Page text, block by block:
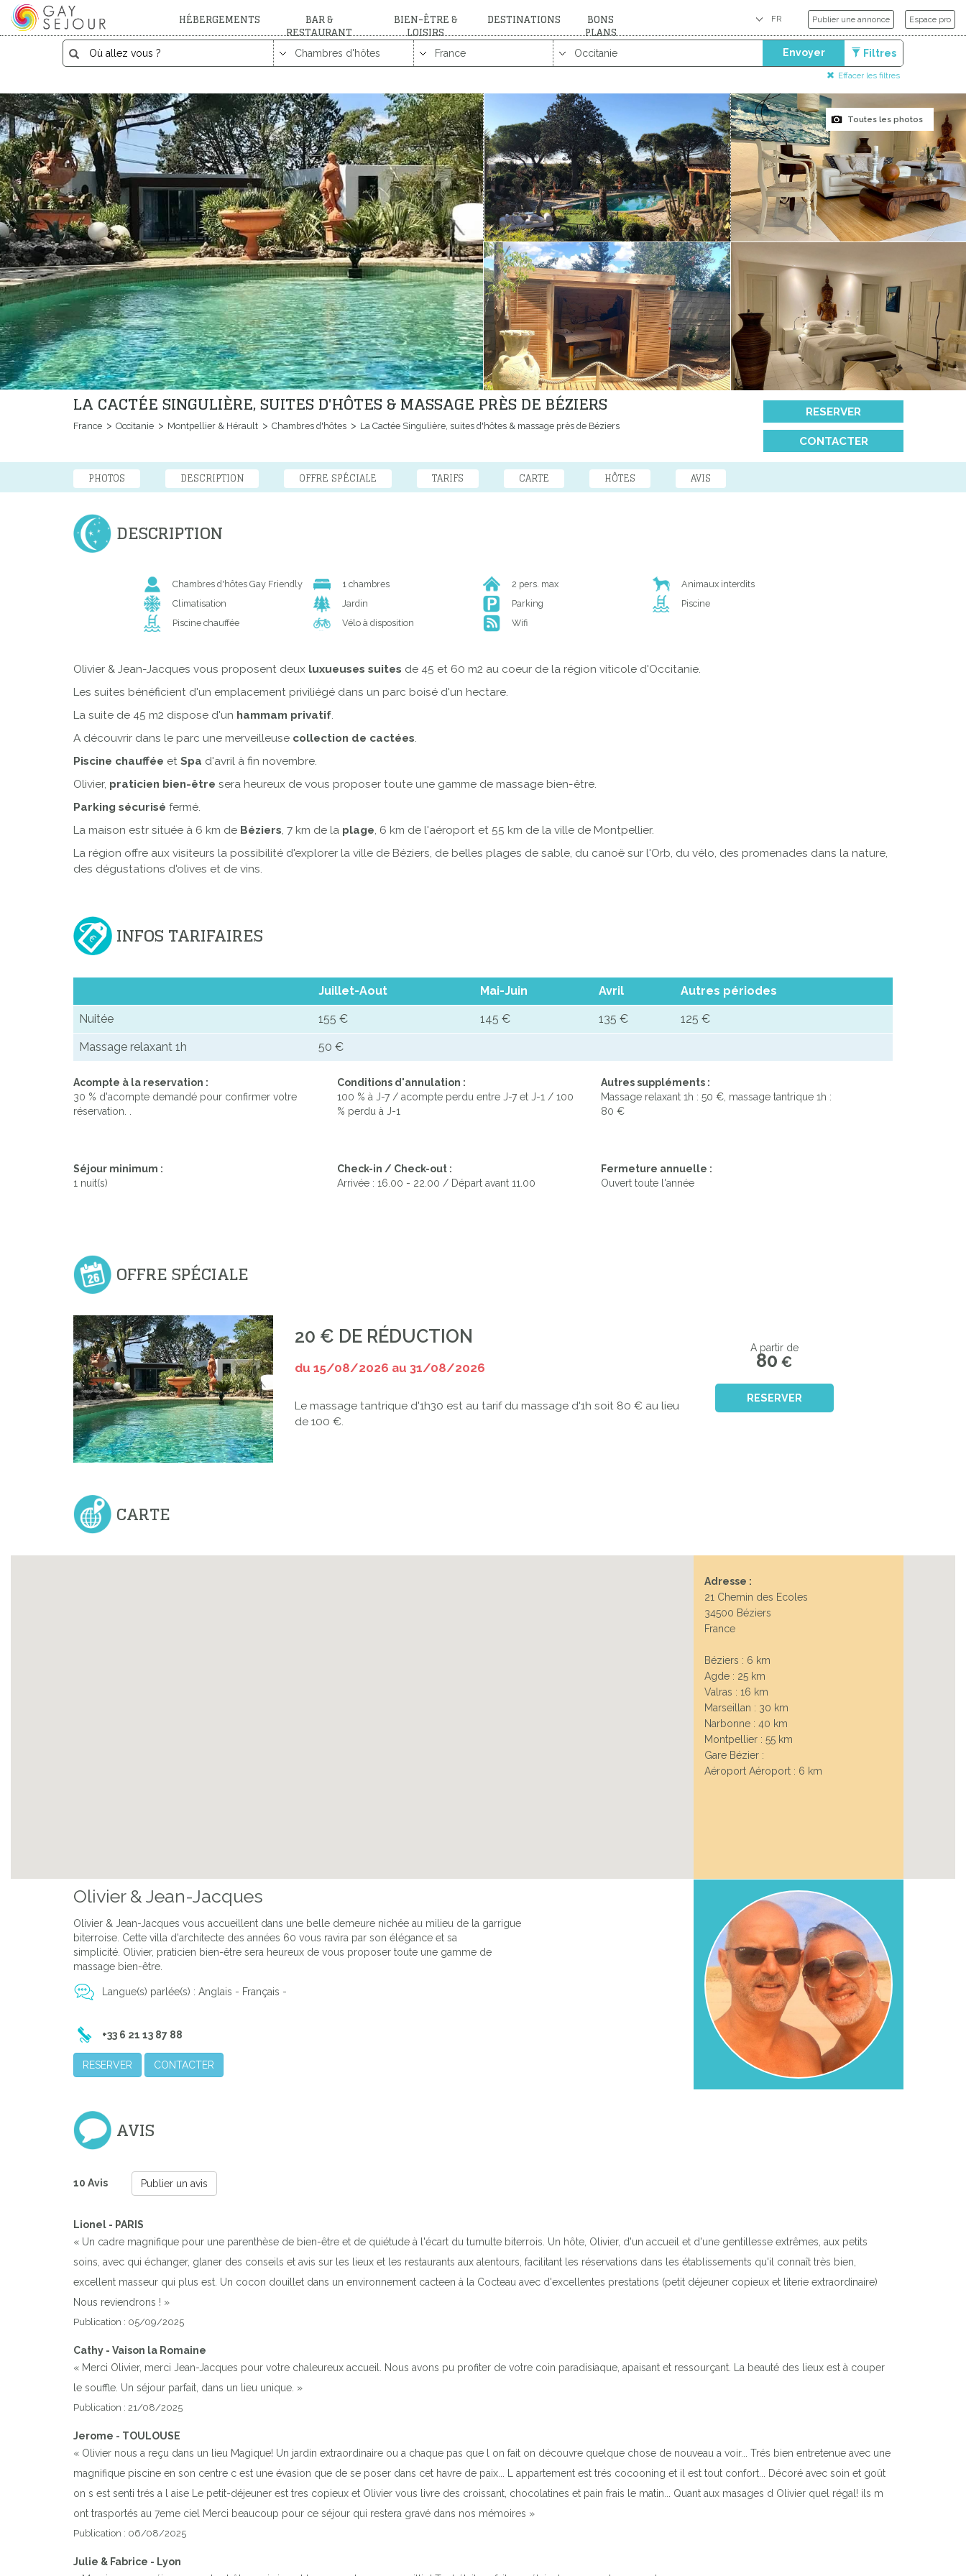
HÉBERGEMENTS BAR &
RESTAURANT
BIEN-ÊTRE &
LOISIRS
DESTINATIONS BONS
PLANS
Publier une annonce Espace pro
Envoyer Filtres
Effacer les filtres
Toutes les photos
LA CACTÉE SINGULIÈRE, SUITES D'HÔTES & MASSAGE PRÈS DE BÉZIERS
France Occitanie Montpellier & Hérault Chambres d'hôtes La Cactée Singulière, suites d'hôtes & massage près de Béziers
RESERVER
CONTACTER
PHOTOS DESCRIPTION OFFRE SPÉCIALE TARIFS CARTE HÔTES AVIS
DESCRIPTION
Chambres d'hôtes Gay Friendly 1 chambres 2 pers. max
Animaux interdits
Climatisation
Jardin Parking
Piscine
Piscine chauffée
Vélo à disposition Wifi
Olivier & Jean-Jacques vous proposent deux luxueuses suites de 45 et 60 m2 au coeur de la région viticole d'Occitanie.
Les suites bénéficient d'un emplacement priviliégé dans un parc boisé d'un hectare.
La suite de 45 m2 dispose d'un hammam privatif.
A découvrir dans le parc une merveilleuse collection de cactées.
Piscine chauffée et Spa d'avril à fin novembre.
Olivier, praticien bien-être sera heureux de vous proposer toute une gamme de massage bien-être.
Parking sécurisé fermé.
La maison estr située à 6 km de Béziers, 7 km de la plage, 6 km de l'aéroport et 55 km de la ville de Montpellier.
La région offre aux visiteurs la possibilité d'explorer la ville de Béziers, de belles plages de sable, du canoë sur l'Orb, du vélo, des promenades dans la nature,
des dégustations d'olives et de vins.
INFOS TARIFAIRES
Juillet-Aout Mai-Juin Avril Autres périodes
Nuitée 155 € 145 € 135 € 125 €
Massage relaxant 1h 50 €
Acompte à la reservation :
30 % d'acompte demandé pour confirmer votre
réservation. .
Conditions d'annulation :
100 % à J-7 / acompte perdu entre J-7 et J-1 / 100
% perdu à J-1
Autres suppléments :
Massage relaxant 1h : 50 €, massage tantrique 1h :
80 €
Séjour minimum :
1 nuit(s)
Check-in / Check-out :
Arrivée : 16.00 - 22.00 / Départ avant 11.00
Fermeture annuelle :
Ouvert toute l'année
OFFRE SPÉCIALE
20 € DE RÉDUCTION
du 15/08/2026 au 31/08/2026
Le massage tantrique d'1h30 est au tarif du massage d'1h soit 80 € au lieu
de 100 €.
A partir de
80 €
RESERVER
CARTE
Adresse :
21 Chemin des Ecoles
34500 Béziers
France
Béziers : 6 km
Agde : 25 km
Valras : 16 km
Marseillan : 30 km
Narbonne : 40 km
Montpellier : 55 km
Gare Bézier :
Aéroport Aéroport : 6 km
Olivier & Jean-Jacques
Olivier & Jean-Jacques vous accueillent dans une belle demeure nichée au milieu de la garrigue
biterroise. Cette villa d'architecte des années 60 vous ravira par son élégance et sa
simplicité. Olivier, praticien bien-être sera heureux de vous proposer toute une gamme de
massage bien-être.
Langue(s) parlée(s) : Anglais - Français -
+33 6 21 13 87 88
RESERVER CONTACTER
AVIS
10 Avis Publier un avis
Lionel - PARIS
« Un cadre magnifique pour une parenthèse de bien-être et de quiétude à l'écart du tumulte biterrois. Un hôte, Olivier, d'un accueil et d'une gentillesse extrêmes, aux petits
soins, avec qui échanger, glaner des conseils et avis sur les lieux et les restaurants aux alentours, facilitant les réservations dans les établissements qu'il connaît très bien,
excellent masseur qui plus est. Un cocon douillet dans un environnement cacteen à la Cocteau avec d'excellentes prestations (petit déjeuner copieux et literie extraordinaire)
Nous reviendrons ! »
Publication : 05/09/2025
Cathy - Vaison la Romaine
« Merci Olivier, merci Jean-Jacques pour votre chaleureux accueil. Nous avons pu profiter de votre coin paradisiaque, apaisant et ressourçant. La beauté des lieux est à couper
le souffle. Un séjour parfait, dans un lieu unique. »
Publication : 21/08/2025
Jerome - TOULOUSE
« Olivier nous a reçu dans un lieu Magique! Un jardin extraordinaire ou a chaque pas que l on fait on découvre quelque chose de nouveau a voir... Trés bien entretenue avec une
magnifique piscine en son centre c est une évasion que de se poser dans cet havre de paix... L appartement est trés cocooning et il est tout confort... Décoré avec soin et goût
on s est senti trés a l aise Le petit-déjeuner est tres copieux et Olivier vous livre des croissant, chocolatines et pain frais le matin... Quant aux masages d Olivier quel régal! ils m
ont trasportés au 7eme ciel Merci beaucoup pour ce séjour qui restera gravé dans nos mémoires »
Publication : 06/08/2025
Julie & Fabrice - Lyon